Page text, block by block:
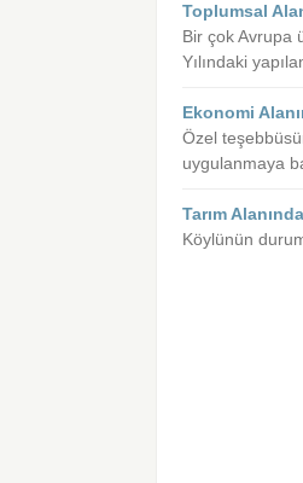
Toplumsal
Bir çok Avrupa
Yılındaki
Ekonomi
Özel
uygulanmaya
Tarım
Köylünün